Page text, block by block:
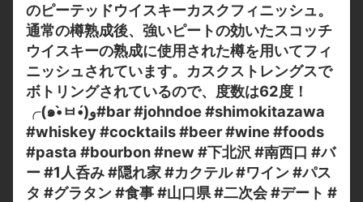
のピーテッドウイスキーカスクフィニッシュ。
通常の樽熟成後、強いピートの効いたスコッチ
ウイスキーの熟成に使用された樽を用いてフィ
ニッシュされています。カスクストレングスで
ボトリングされているので、度数は62度！
╭(๑•̀ㅂ•́)و#bar #johndoe #shimokitazawa
#whiskey #cocktails #beer #wine #foods
#pasta #bourbon #new #下北沢 #南西口 #バ
ー #1人呑み #隠れ家 #カクテル #ワイン #パス
タ #グラタン #食事 #山口県 #二次会 #デート #